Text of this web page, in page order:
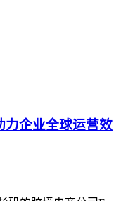
力企业全球运营效